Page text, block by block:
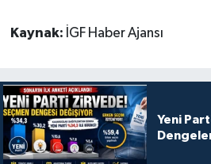
Kaynak: İGF Haber Ajansı
Yeni